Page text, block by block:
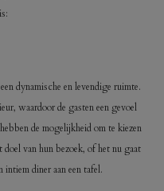
dynamische en levendige ruimte.
waardoor de gasten een gevoel
de mogelijkheid om te kiezen
van hun bezoek, of het nu gaat
intiem diner aan een tafel.